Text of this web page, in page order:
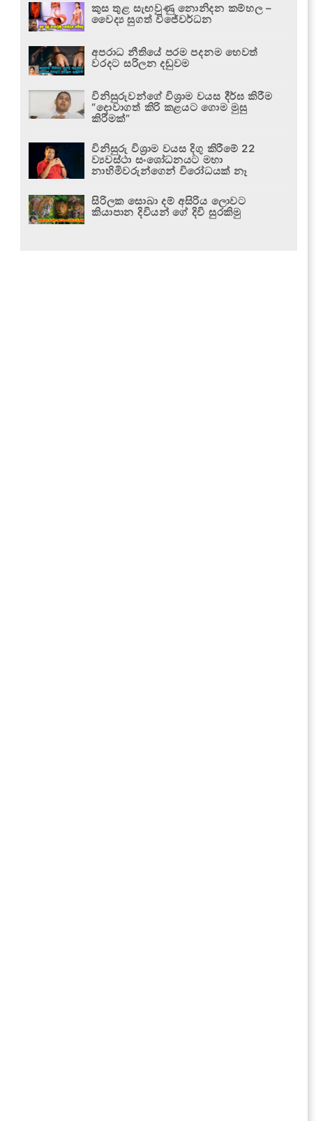
කුස තුළ සැඟවුණු නොනිදන කම්හල –
වෛද්‍ය සුගත් විජේවර්ධන
අපරාධ නීතියේ පරම පදනම හෙවත්
වරදට සරිලන දඬුවම
විනිසුරුවන්ගේ විශ්‍රාම වයස දීර්ඝ කිරීම
“දොවාගත් කිරි කළයට ගොම මුසු
කිරීමක්”
විනිසුරු විශ්‍රාම වයස දිගු කිරීමේ 22
ව්‍යවස්ථා සංශෝධනයට මහා
නාහිමිවරුන්ගෙන් විරෝධයක් නෑ
සිරිලක සොබා දම් අසිරිය ලොවට
කියාපාන දිවියන් ගේ දිවි සුරකිමු